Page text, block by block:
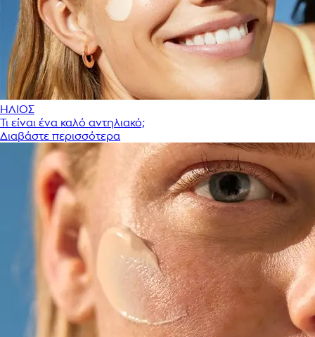
ΗΛΙΟΣ
Τι είναι ένα καλό αντηλιακό;
Διαβάστε περισσότερα